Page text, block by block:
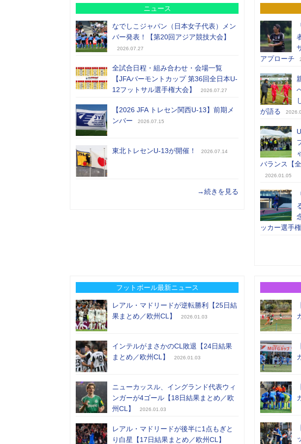
ニュース
なでしこジャパン（日本女子代表）メン
バー発表！【第20回アジア競技大会】
2026.07.27
全試合日程・組み合わせ・会場一覧
【JFAバーモントカップ 第36回全日本U-
12フットサル選手権大会】
2026.07.27
【2026 JFA トレセン関西U-13】前期メ
ンバー
2026.07.15
東北トレセンU-13が開催！ 2026.07.14
→続きを見る
アプローチ
が語る
バランス【
2026.01.05
ッカー選手
フットボール最新ニュース
レアル・マドリードが逆転勝利【25日結
果まとめ／欧州CL】
2026.01.03
インテルがまさかのCL敗退【24日結果
まとめ／欧州CL】
2026.01.03
ニューカッスル、イングランド代表ウィ
ンガーが4ゴール【18日結果まとめ／欧
州CL】
2026.01.03
レアル・マドリードが後半に1点もぎと
り白星【17日結果まとめ／欧州CL】